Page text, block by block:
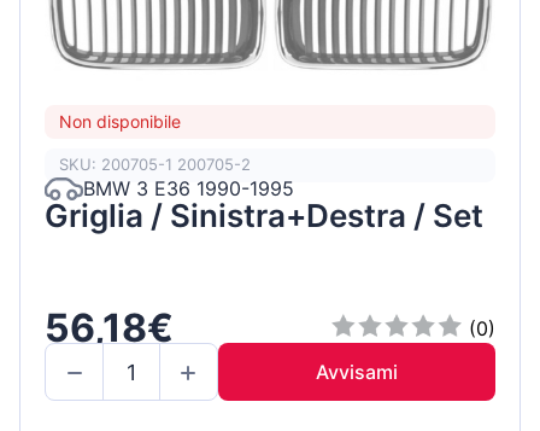
Non disponibile
SKU: 200705-1 200705-2
BMW 3 E36 1990-1995
Griglia / Sinistra+Destra / Set
56,18€
(0)
Avvisami